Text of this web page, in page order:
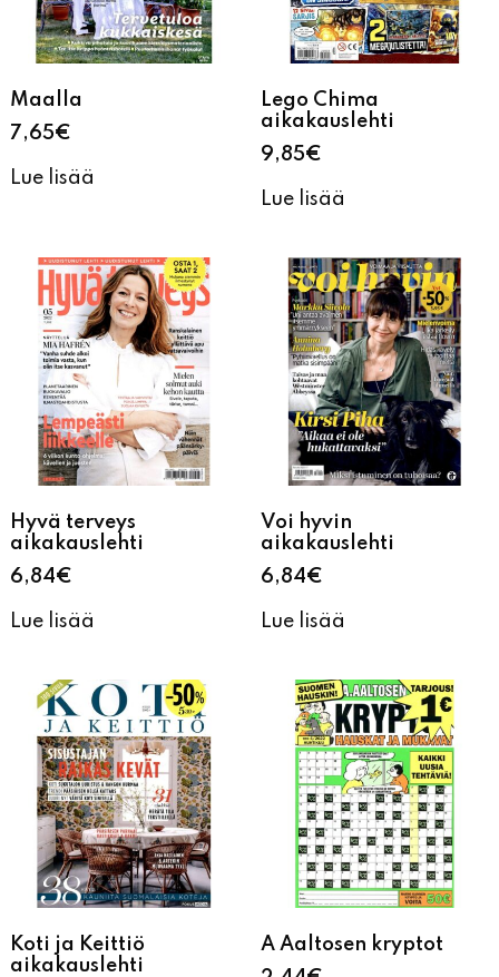
Maalla
7,65€
Lue lisää
Lego Chima
aikakauslehti
9,85€
Lue lisää
Hyvä terveys
aikakauslehti
6,84€
Lue lisää
Voi hyvin
aikakauslehti
6,84€
Lue lisää
Koti ja Keittiö
aikakauslehti
6,79€
Lue lisää
A Aaltosen kryptot
2,44€
Lue lisää